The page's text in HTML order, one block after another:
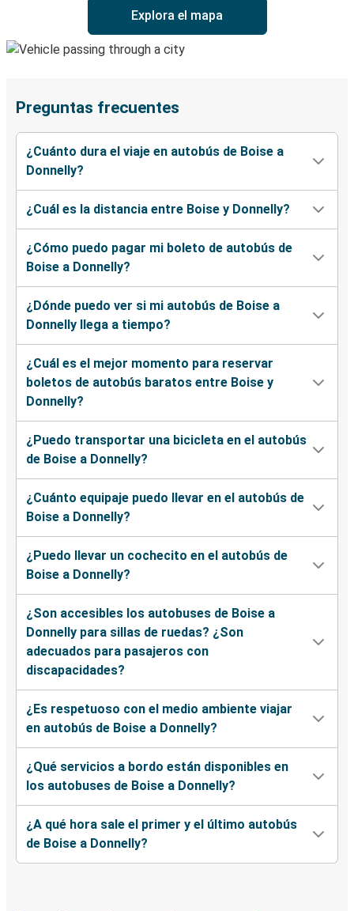
Explora el mapa
Preguntas frecuentes
¿Cuánto dura el viaje en autobús de Boise a
Donnelly?
¿Cuál es la distancia entre Boise y Donnelly?
¿Cómo puedo pagar mi boleto de autobús de
Boise a Donnelly?
¿Dónde puedo ver si mi autobús de Boise a
Donnelly llega a tiempo?
¿Cuál es el mejor momento para reservar
boletos de autobús baratos entre Boise y
Donnelly?
¿Puedo transportar una bicicleta en el autobús
de Boise a Donnelly?
¿Cuánto equipaje puedo llevar en el autobús de
Boise a Donnelly?
¿Puedo llevar un cochecito en el autobús de
Boise a Donnelly?
¿Son accesibles los autobuses de Boise a
Donnelly para sillas de ruedas? ¿Son
adecuados para pasajeros con
discapacidades?
¿Es respetuoso con el medio ambiente viajar
en autobús de Boise a Donnelly?
¿Qué servicios a bordo están disponibles en
los autobuses de Boise a Donnelly?
¿A qué hora sale el primer y el último autobús
de Boise a Donnelly?